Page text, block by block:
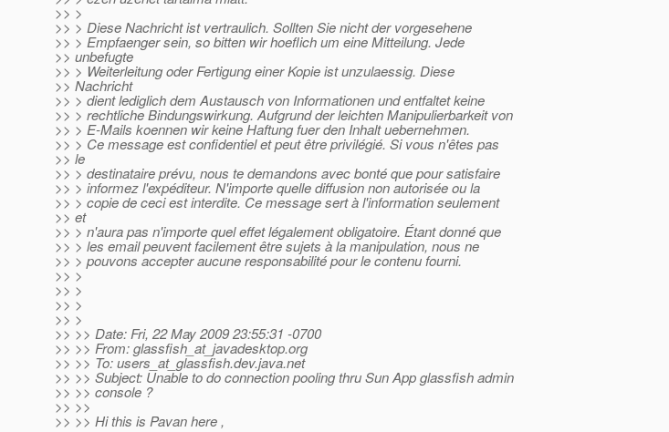
>> >
>> > Diese Nachricht ist vertraulich. Sollten Sie nicht der vorgesehene
>> > Empfaenger sein, so bitten wir hoeflich um eine Mitteilung. Jede
>> unbefugte
>> > Weiterleitung oder Fertigung einer Kopie ist unzulaessig. Diese
>> Nachricht
>> > dient lediglich dem Austausch von Informationen und entfaltet keine
>> > rechtliche Bindungswirkung. Aufgrund der leichten Manipulierbarkeit von
>> > E-Mails koennen wir keine Haftung fuer den Inhalt uebernehmen.
>> > Ce message est confidentiel et peut être privilégié. Si vous n'êtes pas
>> le
>> > destinataire prévu, nous te demandons avec bonté que pour satisfaire
>> > informez l'expéditeur. N'importe quelle diffusion non autorisée ou la
>> > copie de ceci est interdite. Ce message sert à l'information seulement
>> et
>> > n'aura pas n'importe quel effet légalement obligatoire. Étant donné que
>> > les email peuvent facilement être sujets à la manipulation, nous ne
>> > pouvons accepter aucune responsabilité pour le contenu fourni.
>> >
>> >
>> >
>> >
>> >> Date: Fri, 22 May 2009 23:55:31 -0700
>> >> From: glassfish_at_javadesktop.org
>> >> To: users_at_glassfish.dev.java.net
>> >> Subject: Unable to do connection pooling thru Sun App glassfish admin
>> >> console ?
>> >>
>> >> Hi this is Pavan here ,